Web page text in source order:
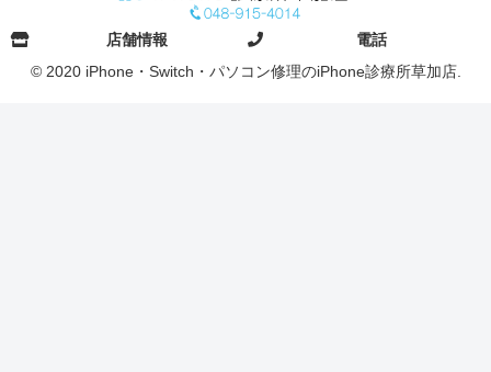
店舗情報 電話
© 2020 iPhone・Switch・パソコン修理のiPhone診療所草加店.